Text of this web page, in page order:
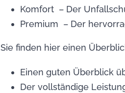
Komfort – Der
Premium – Der
Sie finden hier einen
Einen guten Überblick
Der vollständige